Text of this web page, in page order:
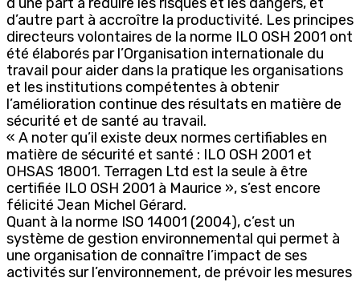
d’autre part à accroître la productivité. Les principes
directeurs volontaires de la norme ILO OSH 2001 ont
été élaborés par l’Organisation internationale du
travail pour aider dans la pratique les organisations
et les institutions compétentes à obtenir
l’amélioration continue des résultats en matière de
sécurité et de santé au travail.
« A noter qu’il existe deux normes certifiables en
matière de sécurité et santé : ILO OSH 2001 et
OHSAS 18001. Terragen Ltd est la seule à être
certifiée ILO OSH 2001 à Maurice », s’est encore
félicité Jean Michel Gérard.
Quant à la norme ISO 14001 (2004), c’est un
système de gestion environnemental qui permet à
une organisation de connaître l’impact de ses
activités sur l’environnement, de prévoir les mesures